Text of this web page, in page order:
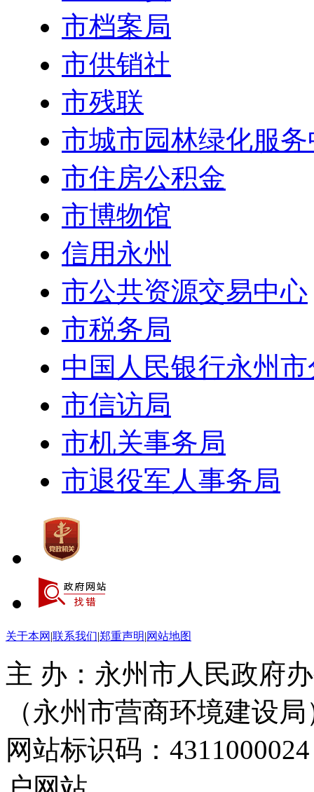
市档案局
市供销社
市残联
市城市园林绿化服
市住房公积金
市博物馆
信用永州
市公共资源交易中心
市税务局
中国人民银行永州
市信访局
市机关事务局
市退役军人事务局
关于本网 |联系我们|郑重声明|网站地图
主 办：永州市人民政府
（永州市营商环境建设局
网站标识码：